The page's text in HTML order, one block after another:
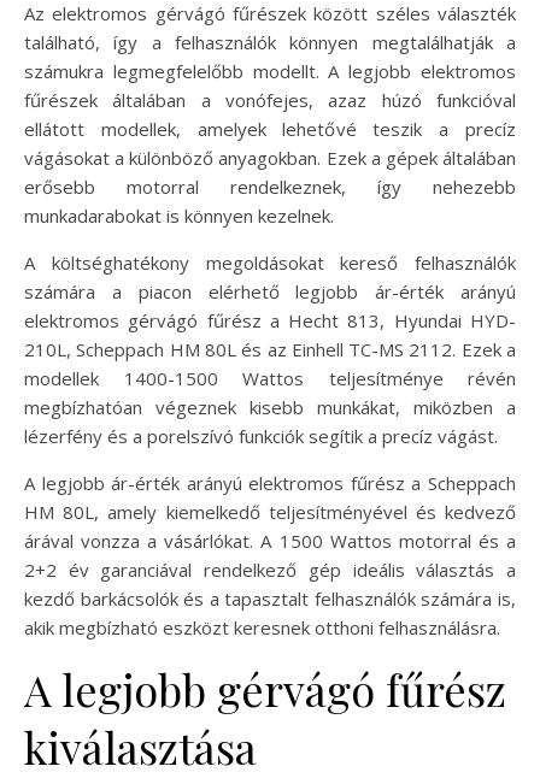
Az elektromos gérvágó fűrészek között széles választék
található, így a felhasználók könnyen megtalálhatják a
számukra legmegfelelőbb modellt. A legjobb elektromos
fűrészek általában a vonófejes, azaz húzó funkcióval
ellátott modellek, amelyek lehetővé teszik a precíz
vágásokat a különböző anyagokban. Ezek a gépek általában
erősebb motorral rendelkeznek, így nehezebb
munkadarabokat is könnyen kezelnek.
A költséghatékony megoldásokat kereső felhasználók
számára a piacon elérhető legjobb ár-érték arányú
elektromos gérvágó fűrész a Hecht 813, Hyundai HYD-
210L, Scheppach HM 80L és az Einhell TC-MS 2112. Ezek a
modellek 1400-1500 Wattos teljesítménye révén
megbízhatóan végeznek kisebb munkákat, miközben a
lézerfény és a porelszívó funkciók segítik a precíz vágást.
A legjobb ár-érték arányú elektromos fűrész a Scheppach
HM 80L, amely kiemelkedő teljesítményével és kedvező
árával vonzza a vásárlókat. A 1500 Wattos motorral és a
2+2 év garanciával rendelkező gép ideális választás a
kezdő barkácsolók és a tapasztalt felhasználók számára is,
akik megbízható eszközt keresnek otthoni felhasználásra.
A legjobb gérvágó fűrész
kiválasztása